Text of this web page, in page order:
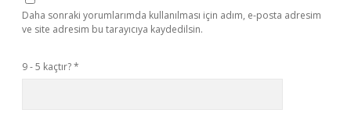
Daha sonraki yorumlarımda kullanılması için adım, e-posta adresim
ve site adresim bu tarayıcıya kaydedilsin.
9 - 5 kaçtır?*